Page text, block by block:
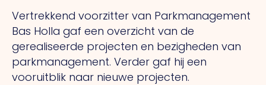
Vertrekkend voorzitter van Parkmanagement
Bas Holla gaf een overzicht van de
gerealiseerde projecten en bezigheden van
parkmanagement. Verder gaf hij een
vooruitblik naar nieuwe projecten.